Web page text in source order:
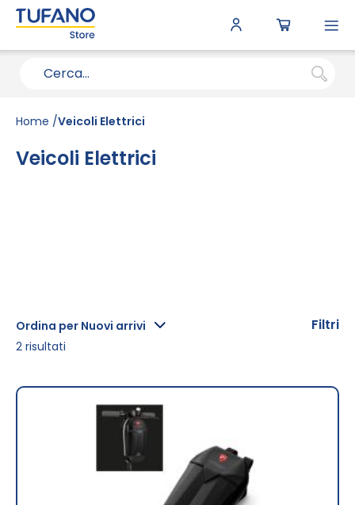
Home Veicoli Elettrici
Veicoli Elettrici
Ordina per Nuovi arrivi
2 risultati
Filtri